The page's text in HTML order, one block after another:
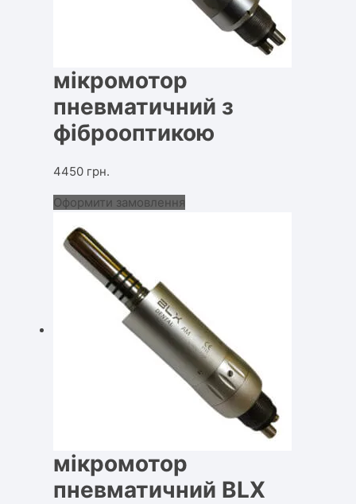
мікромотор
пневматичний з
фіброоптикою
4450 грн.
Оформити замовлення
мікромотор
пневматичний BLX